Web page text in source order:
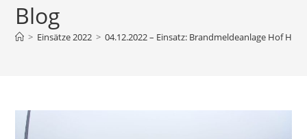
Blog
> Einsätze 2022 > 04.12.2022 – Einsatz: Brandmeldeanlage Hof